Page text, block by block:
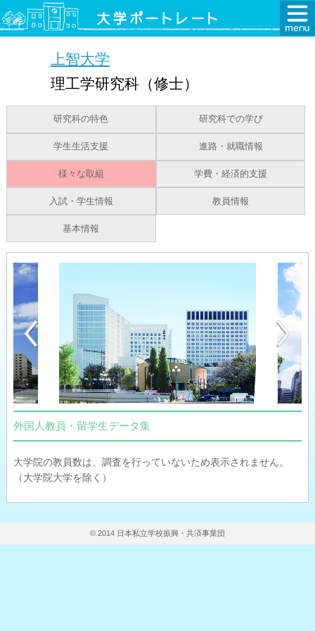
上智大学
理工学研究科（修士）
研究科の特色 研究科での学び
学生生活支援 進路・就職情報
様々な取組 学費・経済的支援
入試・学生情報 教員情報
基本情報
外国人教員・留学生データ集
大学院の教員数は、調査を行っていないため表示されません。
（大学院大学を除く）
© 2014 日本私立学校振興・共済事業団